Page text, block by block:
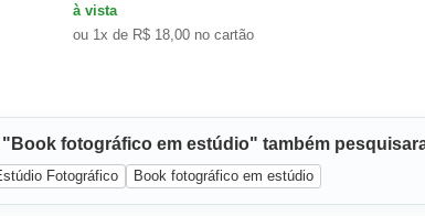
à vista
ou 1x de R$ 18,00 no cartão
fotográfico em estúdio" também
Fotográfico Book fotográfico em estúdio